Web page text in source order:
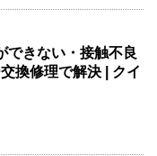
できない・接触不良
換修理で解決 | クイ